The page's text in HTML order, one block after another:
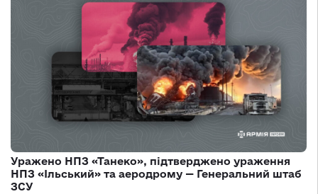
Уражено НПЗ «Танеко», підтверджено ураження
НПЗ «Ільський» та аеродрому — Генеральний штаб
ЗСУ